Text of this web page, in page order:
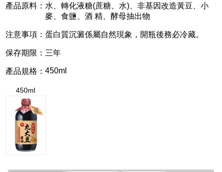
產品原料：水、轉化液糖(蔗糖、水)、非基因改造黃豆、小
麥、食鹽、酒 精、酵母抽出物
注意事項：蛋白質沉澱係屬自然現象，開瓶後務必冷藏。
保存期限：三年
產品規格：450ml
450ml